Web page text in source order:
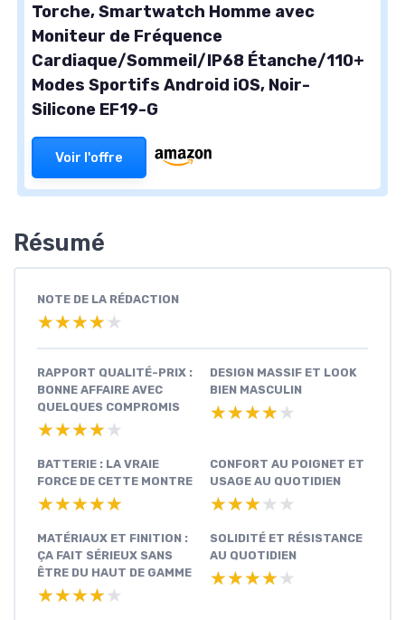
Torche, Smartwatch Homme avec
Moniteur de Fréquence
Cardiaque/Sommeil/IP68 Étanche/110+
Modes Sportifs Android iOS, Noir-
Silicone EF19-G
Voir l'offre
Résumé
NOTE DE LA RÉDACTION
★★★★★
★★★★★
RAPPORT QUALITÉ-PRIX :
BONNE AFFAIRE AVEC
QUELQUES COMPROMIS
★★★★★
★★★★★
DESIGN MASSIF ET LOOK
BIEN MASCULIN
★★★★★
★★★★★
BATTERIE : LA VRAIE
FORCE DE CETTE MONTRE
★★★★★
★★★★★
CONFORT AU POIGNET ET
USAGE AU QUOTIDIEN
★★★★★
★★★★★
MATÉRIAUX ET FINITION :
ÇA FAIT SÉRIEUX SANS
ÊTRE DU HAUT DE GAMME
★★★★★
★★★★★
SOLIDITÉ ET RÉSISTANCE
AU QUOTIDIEN
★★★★★
★★★★★